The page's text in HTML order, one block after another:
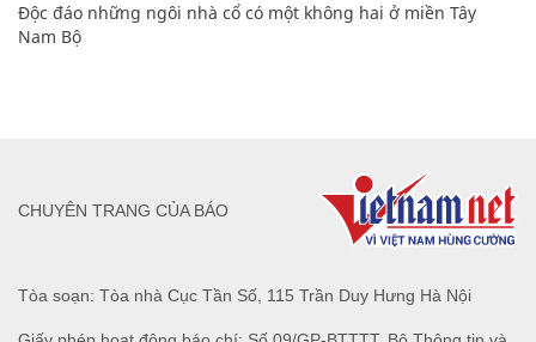
Độc đáo những ngôi nhà cổ có một không hai ở miền Tây
Nam Bộ
Tòa soạn: Tòa nhà Cục Tần Số, 115 Trần Duy Hưng Hà Nội
CHUYÊN TRANG CỦA BÁO